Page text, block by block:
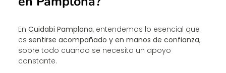
En Cuidabi Pamplona, entendemos lo esencial que
es sentirse acompañado y en manos de confianza,
sobre todo cuando se necesita un apoyo
constante.